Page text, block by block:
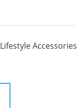
Lifestyle Accessories